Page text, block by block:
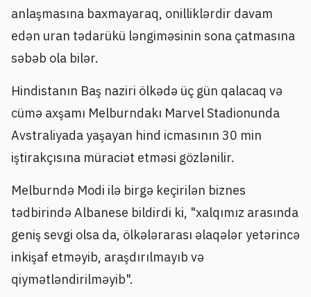
anlaşmasına baxmayaraq, onilliklərdir davam
edən uran tədarükü ləngiməsinin sona çatmasına
səbəb ola bilər.
Hindistanın Baş naziri ölkədə üç gün qalacaq və
cümə axşamı Melburndakı Marvel Stadionunda
Avstraliyada yaşayan hind icmasının 30 min
iştirakçısına müraciət etməsi gözlənilir.
Melburndə Modi ilə birgə keçirilən biznes
tədbirində Albanese bildirdi ki, "xalqımız arasında
geniş sevgi olsa da, ölkələrarası əlaqələr yetərincə
inkişaf etməyib, araşdırılmayıb və
qiymətləndirilməyib".